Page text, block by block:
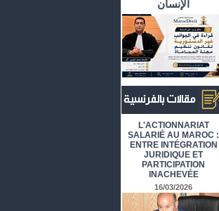
الإنسان
L'ACTIONNARIAT
SALARIÉ AU MAROC :
ENTRE INTÉGRATION
JURIDIQUE ET
PARTICIPATION
INACHEVÉE
16/03/2026